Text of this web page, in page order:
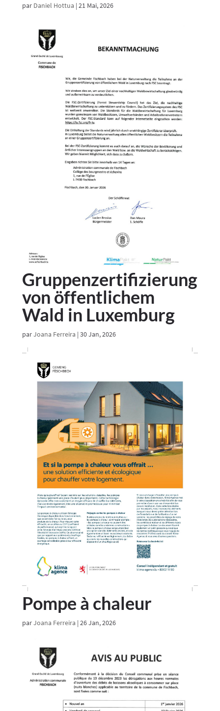
par Daniel Hottua | 21 Mai, 2026
Gruppenzertifizierung
von öffentlichem
Wald in Luxemburg
parJoana Ferreira | 30 Jan, 2026
Pompe à chaleur
parJoana Ferreira | 26 Jan, 2026